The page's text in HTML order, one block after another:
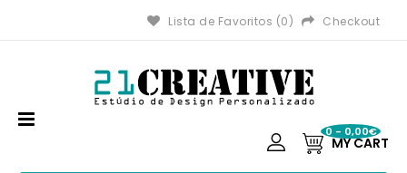
Lista de Favoritos (0) Checkout
MY CART
0 - 0,00€